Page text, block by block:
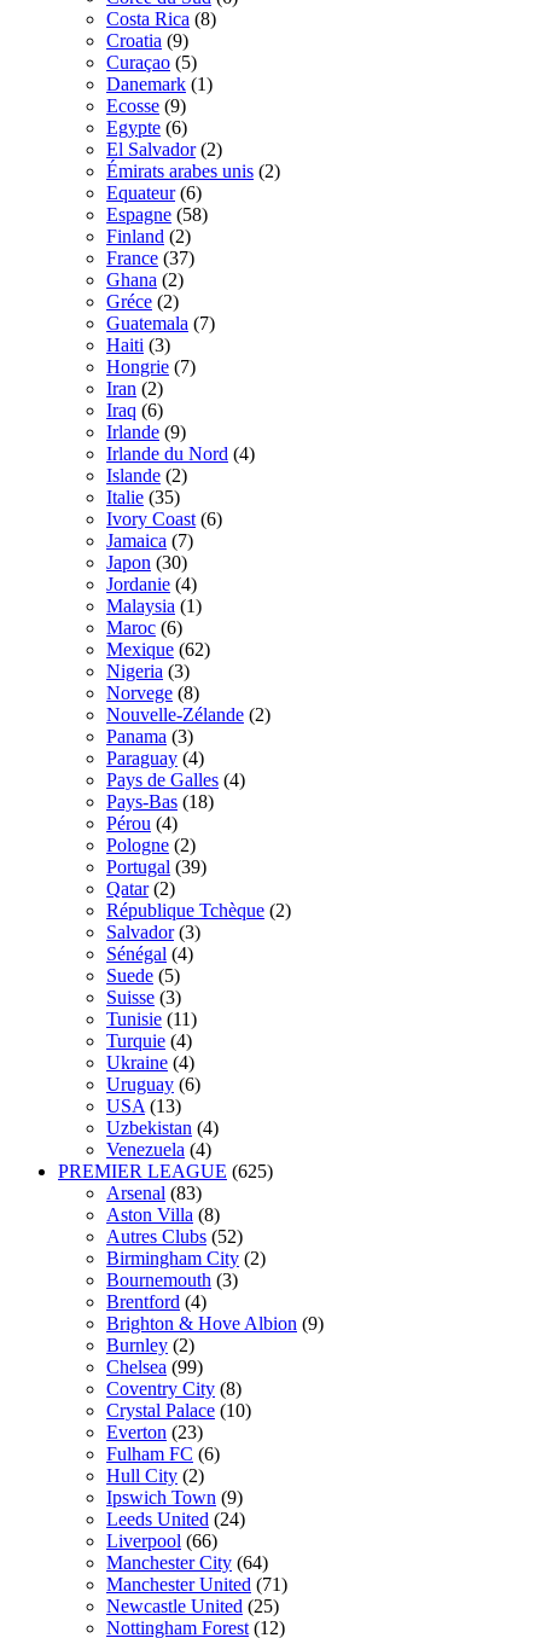
Costa Rica (8)
Croatia (9)
Curaçao (5)
Danemark (1)
Ecosse (9)
Egypte (6)
El Salvador (2)
Émirats arabes unis (2)
Equateur (6)
Espagne (58)
Finland (2)
France (37)
Ghana (2)
Gréce (2)
Guatemala (7)
Haiti (3)
Hongrie (7)
Iran (2)
Iraq (6)
Irlande (9)
Irlande du Nord (4)
Islande (2)
Italie (35)
Ivory Coast (6)
Jamaica (7)
Japon (30)
Jordanie (4)
Malaysia (1)
Maroc (6)
Mexique (62)
Nigeria (3)
Norvege (8)
Nouvelle-Zélande (2)
Panama (3)
Paraguay (4)
Pays de Galles (4)
Pays-Bas (18)
Pérou (4)
Pologne (2)
Portugal (39)
Qatar (2)
République Tchèque (2)
Salvador (3)
Sénégal (4)
Suede (5)
Suisse (3)
Tunisie (11)
Turquie (4)
Ukraine (4)
Uruguay (6)
USA (13)
Uzbekistan (4)
Venezuela (4)
PREMIER LEAGUE (625)
Arsenal (83)
Aston Villa (8)
Autres Clubs (52)
Birmingham City (2)
Bournemouth (3)
Brentford (4)
Brighton & Hove Albion (9)
Burnley (2)
Chelsea (99)
Coventry City (8)
Crystal Palace (10)
Everton (23)
Fulham FC (6)
Hull City (2)
Ipswich Town (9)
Leeds United (24)
Liverpool (66)
Manchester City (64)
Manchester United (71)
Newcastle United (25)
Nottingham Forest (12)